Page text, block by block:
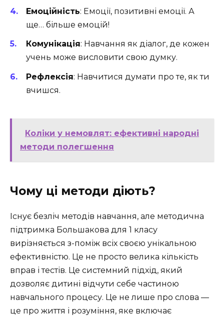
Емоційність: Емоції, позитивні емоції. А
ще… більше емоцій!
Комунікація: Навчання як діалог, де кожен
учень може висловити свою думку.
Рефлексія: Навчитися думати про те, як ти
вчишся.
Коліки у немовлят: ефективні народні
методи полегшення
Чому ці методи діють?
Існує безліч методів навчання, але методична
підтримка Большакова для 1 класу
вирізняється з-поміж всіх своєю унікальною
ефективністю. Це не просто велика кількість
вправ і тестів. Це системний підхід, який
дозволяє дитині відчути себе частиною
навчального процесу. Це не лише про слова —
це про життя і розуміння, яке включає